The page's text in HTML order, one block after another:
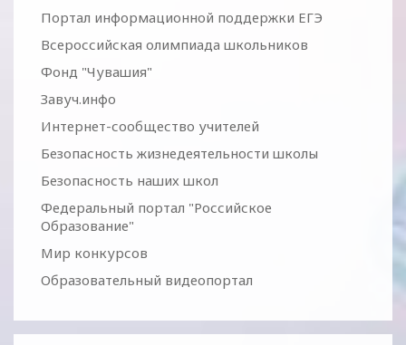
Портал информационной поддержки ЕГЭ
Всероссийская олимпиада школьников
Фонд "Чувашия"
Завуч.инфо
Интернет-сообщество учителей
Безопасность жизнедеятельности школы
Безопасность наших школ
Федеральный портал "Российское
Образование"
Мир конкурсов
Образовательный видеопортал